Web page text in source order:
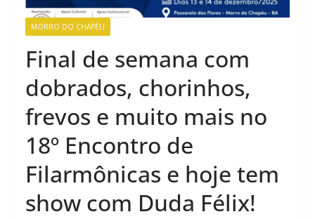
MORRO DO CHAPÉU
Final de semana com
dobrados, chorinhos,
frevos e muito mais no
18º Encontro de
Filarmônicas e hoje tem
show com Duda Félix!